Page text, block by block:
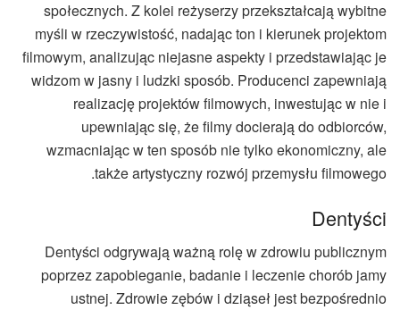
społecznych. Z kolei reżyserzy przekształcają wybitne
myśli w rzeczywistość, nadając ton i kierunek projektom
filmowym, analizując niejasne aspekty i przedstawiając je
widzom w jasny i ludzki sposób. Producenci zapewniają
realizację projektów filmowych, inwestując w nie i
upewniając się, że filmy docierają do odbiorców,
wzmacniając w ten sposób nie tylko ekonomiczny, ale
także artystyczny rozwój przemysłu filmowego.
Dentyści
Dentyści odgrywają ważną rolę w zdrowiu publicznym
poprzez zapobieganie, badanie i leczenie chorób jamy
ustnej. Zdrowie zębów i dziąseł jest bezpośrednio